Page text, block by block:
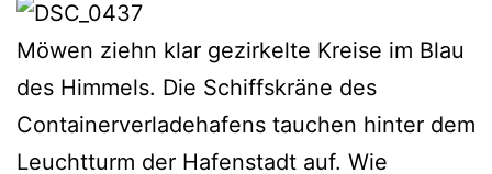
Möwen ziehn klar gezirkelte Kreise im Blau
des Himmels. Die Schiffskräne des
Containerverladehafens tauchen hinter dem
Leuchtturm der Hafenstadt auf. Wie